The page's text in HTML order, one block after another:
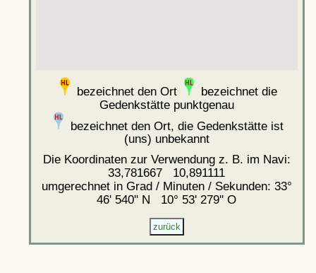
bezeichnet den Ort
bezeichnet die
Gedenkstätte punktgenau
bezeichnet den Ort, die Gedenkstätte ist
(uns) unbekannt
Die Koordinaten zur Verwendung z. B. im Navi:
33,781667 10,891111
umgerechnet in Grad / Minuten / Sekunden: 33°
46' 540'' N 10° 53' 279'' O